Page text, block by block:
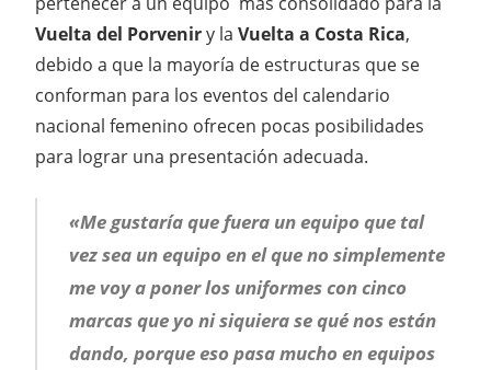
Vuelta del Porveniry la Vuelta a Costa Rica,
debido a que la mayoría de estructuras que se
conforman para los eventos del calendario
nacional femenino ofrecen pocas posibilidades
para lograr una presentación adecuada.
«Me gustaría que fuera un equipo que tal
vez sea un equipo en el que no simplemente
me voy a poner los uniformes con cinco
marcas que yo ni siquiera se qué nos están
dando, porque eso pasa mucho en equipos